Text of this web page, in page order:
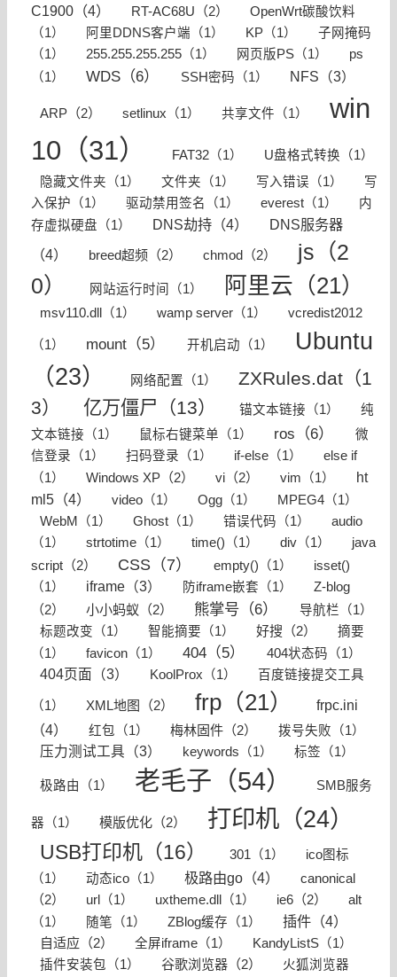
C1900（4）
RT-AC68U（2）
OpenWrt碳酸饮料
（1）
阿里DDNS客户端（1） KP（1）
子网掩码
（1）
255.255.255.255（1） 网页版PS（1）
ps
（1）
WDS（6） SSH密码（1） NFS（3）
ARP（2） setlinux（1） 共享文件（1）
win
10（31）
FAT32（1）
U盘格式转换（1）
隐藏文件夹（1）
文件夹（1） 写入错误（1）
写
入保护（1）
驱动禁用签名（1） everest（1）
内
存虚拟硬盘（1）
DNS劫持（4）
DNS服务器
（4）
breed超频（2） chmod（2）
js（2
0）
网站运行时间（1） 阿里云（21）
msv110.dll（1） wamp server（1） vcredist2012
（1） mount（5） 开机启动（1）
Ubuntu
（23）
网络配置（1）
ZXRules.dat（1
3）
亿万僵尸（13） 锚文本链接（1）
纯
文本链接（1）
鼠标右键菜单（1） ros（6）
微
信登录（1）
扫码登录（1） if-else（1）
else if
（1）
Windows XP（2） vi（2） vim（1）
ht
ml5（4）
video（1） Ogg（1）
MPEG4（1）
WebM（1）
Ghost（1） 错误代码（1）
audio
（1）
strtotime（1） time()（1） div（1）
java
script（2）
CSS（7） empty()（1）
isset()
（1）
iframe（3） 防iframe嵌套（1）
Z-blog
（2）
小小蚂蚁（2） 熊掌号（6）
导航栏（1）
标题改变（1）
智能摘要（1） 好搜（2）
摘要
（1）
favicon（1） 404（5） 404状态码（1）
404页面（3） KoolProx（1） 百度链接提交工具
（1） XML地图（2） frp（21）
frpc.ini
（4）
红包（1） 梅林固件（2） 拨号失败（1）
压力测试工具（3） keywords（1） 标签（1）
极路由（1） 老毛子（54） SMB服务
器（1） 模版优化（2） 打印机（24）
USB打印机（16） 301（1）
ico图标
（1）
动态ico（1） 极路由go（4）
canonical
（2）
url（1） uxtheme.dll（1） ie6（2）
alt
（1）
随笔（1） ZBlog缓存（1） 插件（4）
自适应（2） 全屏iframe（1）
KandyListS（1）
插件安装包（1）
谷歌浏览器（2）
火狐浏览器